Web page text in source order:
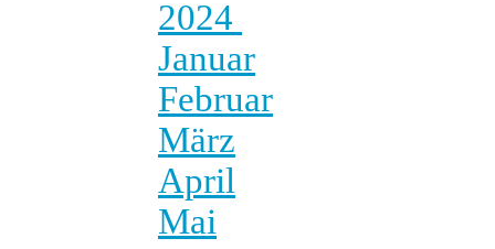
2024
Januar
Februar
März
April
Mai